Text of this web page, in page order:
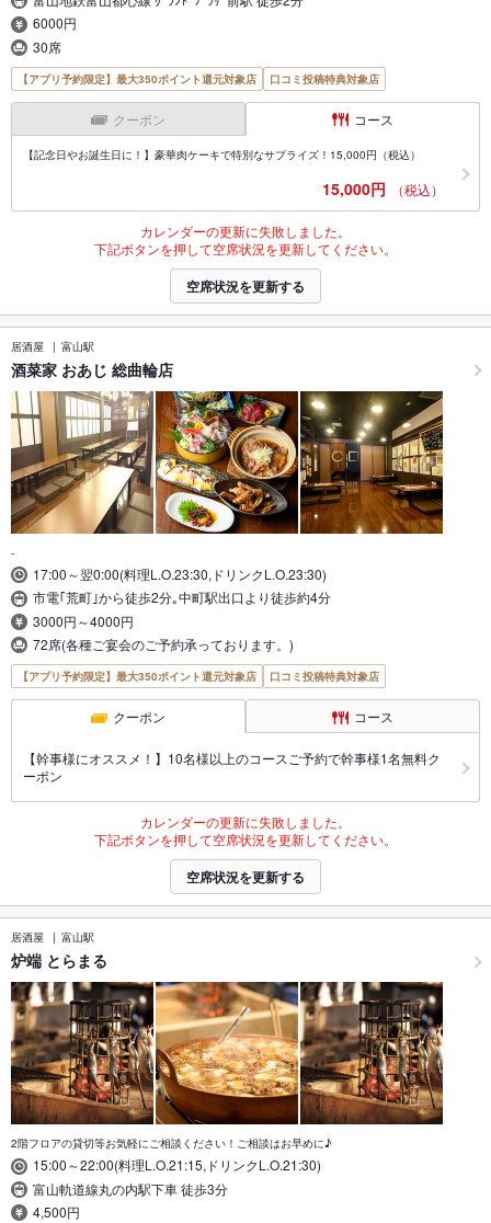
6000円
30席
【アプリ予約限定】最大350ポイント還元対象店 口コミ投稿特典対象店
クーポン コース
【記念日やお誕生日に！】豪華肉ケーキで特別なサプライズ！15,000円（税込）
15,000円 （税込）
カレンダーの更新に失敗しました。
下記ボタンを押して空席状況を更新してください。
空席状況を更新する
居酒屋 富山駅
酒菜家 おあじ 総曲輪店
-
17:00～翌0:00(料理L.O.23:30,ドリンクL.O.23:30)
市電｢荒町｣から徒歩2分｡中町駅出口より徒歩約4分
3000円～4000円
72席(各種ご宴会のご予約承っております。)
【アプリ予約限定】最大350ポイント還元対象店 口コミ投稿特典対象店
クーポン コース
【幹事様にオススメ！】10名様以上のコースご予約で幹事様1名無料ク
ーポン
カレンダーの更新に失敗しました。
下記ボタンを押して空席状況を更新してください。
空席状況を更新する
居酒屋 富山駅
炉端 とらまる
2階フロアの貸切等お気軽にご相談ください！ご相談はお早めに♪
15:00～22:00(料理L.O.21:15,ドリンクL.O.21:30)
富山軌道線丸の内駅下車 徒歩3分
4,500円